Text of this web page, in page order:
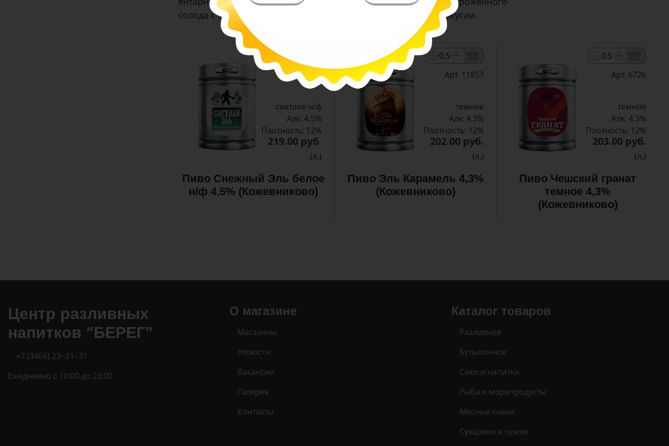
солода с заметно выраженной, но мягкой горчинкой в послевкусии.
Арт. 11373
светлое н/ф
Алк: 4.5%
Плотность: 12%
219.00 руб.
(л.)
Пиво Снежный Эль белое
н/ф 4,5% (Кожевниково)
Арт. 11857
темное
Алк: 4.3%
Плотность: 12%
202.00 руб.
(л.)
Пиво Эль Карамель 4,3%
(Кожевниково)
Арт. 6726
темное
Алк: 4.3%
Плотность: 12%
203.00 руб.
(л.)
Пиво Чешский гранат
темное 4,3%
(Кожевниково)
О магазине
Магазины
Новости
Вакансии
Галерея
Контакты
Каталог товаров
Разливное
Бутылочное
Соки и напитки
Рыба и морепродукты
Мясные снеки
Сухарики и орехи
Центр разливных
напитков "БЕРЕГ"
+7 (3466) 23‒31‒31
Ежедневно с 10:00 до 23:00